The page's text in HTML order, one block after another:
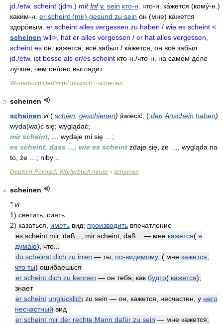
jd./etw. scheint (jdm.) mitInf v. sein кто-н . что-н. ка́жется (кому́-н.)
каки́м-н er scheint (mir) gesund zu sein он (мне) ка́жется
здоро́вым er scheint alles vergessen zu haben / wie es scheint <
scheinen will>, hat er alles vergessen / er hat alles vergessen,
scheint es он ка́жется всё забы́л / ка́жется он всё забы́л
jd./etw. ist besse als er/es scheint кто-н./что-н. на само́м де́ле
лу́чше, чем он/оно́ вы́глядит
Wörterbuch Deutsch-Russisch > scheinen
3
scheinen
scheinen vi( schien geschienen) świecić; ( den Anschein haben)
wyda(wa)ć się; wyglądać;
mir scheint, … wydaje mi się …;
es scheint, dass …, wie es scheint zdaje się, że …, wygląda na
to, że …; niby …
Deutsch-Polnisch Wörterbuch neuer> scheinen
4
scheinen
* vi
1) светить, сиять
2) казаться, иметь вид; производить впечатление
es scheint mir, daß..., mir scheint, daß... — мне кажется( я
думаю), что...
du scheinst dich zu irren — ты, по-видимому, ( мне кажется
что ты) ошибаешься
er scheint dich zu kennen — он тебя, как будто( кажется),
знает
er scheint unglücklich zu sein — он, кажется, несчастен, у него
несчастный вид
er scheint mir der rechte Mann dafür zu sein — мне кажется,